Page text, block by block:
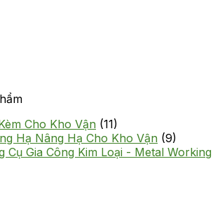
Cho Kho Vận (11)
Hạ Nâng Hạ Cho Kho Vận (9)
Cụ Gia Công Kim Loại - Metal Working